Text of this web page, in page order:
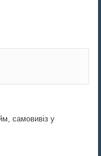
самовивіз у